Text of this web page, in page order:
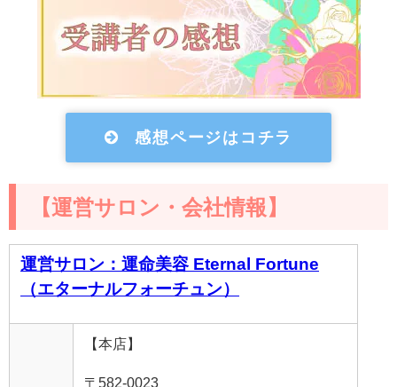
感想ページはコチラ
【運営サロン・会社情報】
運営サロン：運命美容 Eternal Fortune
（エターナルフォーチュン）
【本店】
〒582-0023